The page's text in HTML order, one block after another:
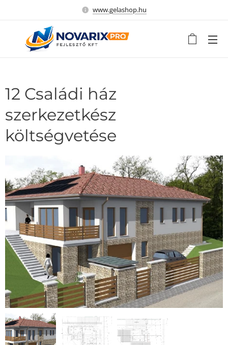
www.gelashop.hu
12 Családi ház
szerkezetkész
költségvetése